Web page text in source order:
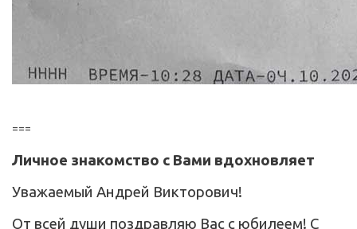
===
Личное знакомство с Вами вдохновляет
Уважаемый Андрей Викторович!
От всей души поздравляю Вас с юбилеем! С